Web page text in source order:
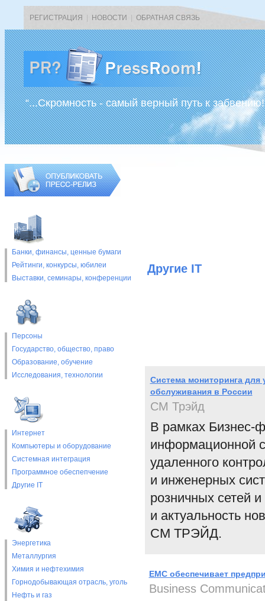
РЕГИСТРАЦИЯ НОВОСТИ ОБРАТНАЯ СВЯЗЬ
“...Скромность - самый верный путь к
Банки, финансы, ценные бумаги
Рейтинги, конкурсы, юбилеи
Выставки, cеминары, конференции
Персоны
Государство, общество, право
Образование, обучение
Исследования, технологии
Интернет
Компьютеры и оборудование
Системная интеграция
Программное обеспепчение
Другие IT
Энергетика
Металлургия
Химия и нефтехимия
Горнодобывающая отрасль, уголь
Нефть и газ
Другие IT
Система мониторинга для
обслуживания в России
СМ Трэйд
В рамках Бизнес-
информационной
удаленного
и инженерных
розничных сетей
и актуальность
СМ ТРЭЙД.
EMC обеспечивает
Business